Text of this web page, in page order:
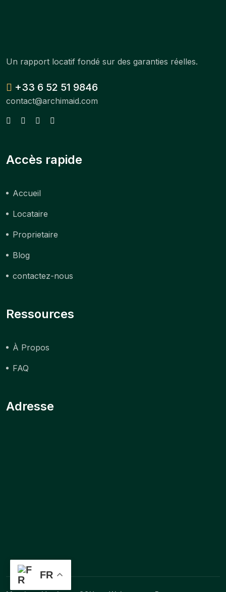
Un rapport locatif fondé sur des garanties réelles.
+33 6 52 51 9846
contact@archimaid.com
Accès rapide
Accueil
Locataire
Proprietaire
Blog
contactez-nous
Ressources
À Propos
FAQ
Adresse
FR